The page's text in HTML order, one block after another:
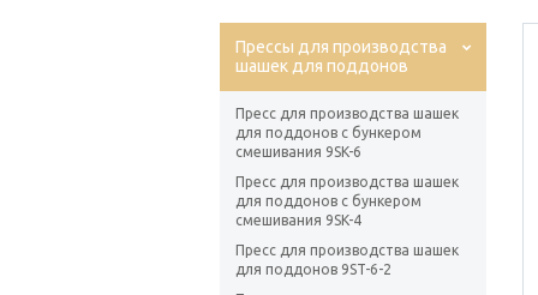
Прессы для производства
шашек для поддонов
Пресс для производства шашек
для поддонов с бункером
смешивания 9SK-6
Пресс для производства шашек
для поддонов с бункером
смешивания 9SK-4
Пресс для производства шашек
для поддонов 9ST-6-2